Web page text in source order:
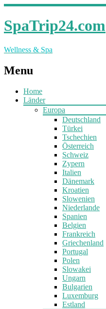
SpaTrip24.com
Wellness & Spa
Menu
Home
Länder
Europa
Deutschland
Türkei
Tschechien
Österreich
Schweiz
Zypern
Italien
Dänemark
Kroatien
Slowenien
Niederlande
Spanien
Belgien
Frankreich
Griechenland
Portugal
Polen
Slowakei
Ungarn
Bulgarien
Luxemburg
Estland